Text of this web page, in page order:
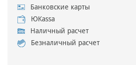
Банковские карты
ЮKassa
Наличный расчет
Безналичный расчет